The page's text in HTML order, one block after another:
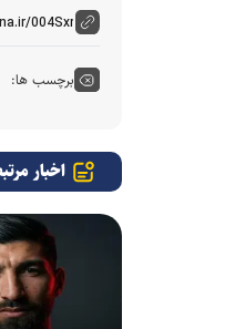
برچسب ها:
اخبار